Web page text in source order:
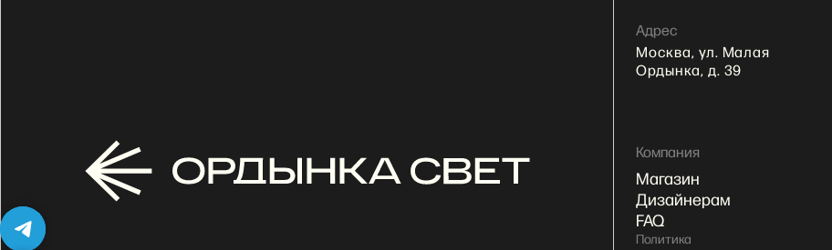
Адрес
Москва, ул. Малая
Ордынка, д. 39
Компания
Магазин
Дизайнерам
FAQ
Политика